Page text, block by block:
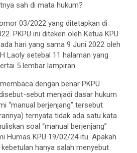
sah di mata hukum?
03/2022 yang ditetapkan di
PKPU ini diteken oleh Ketua KPU
hari yang sama 9 Juni 2022 oleh
Laoly setebal 11 halaman yang
5 lembar lampiran.
dengan benar PKPU
sebut menjadi dasar hukum
“manual berjenjang” tersebut
ternyata tidak ada satu kata
soal “manual berjenjang”
Humas KPU 19/02/24 itu. Apakah
hanya salah menyebut